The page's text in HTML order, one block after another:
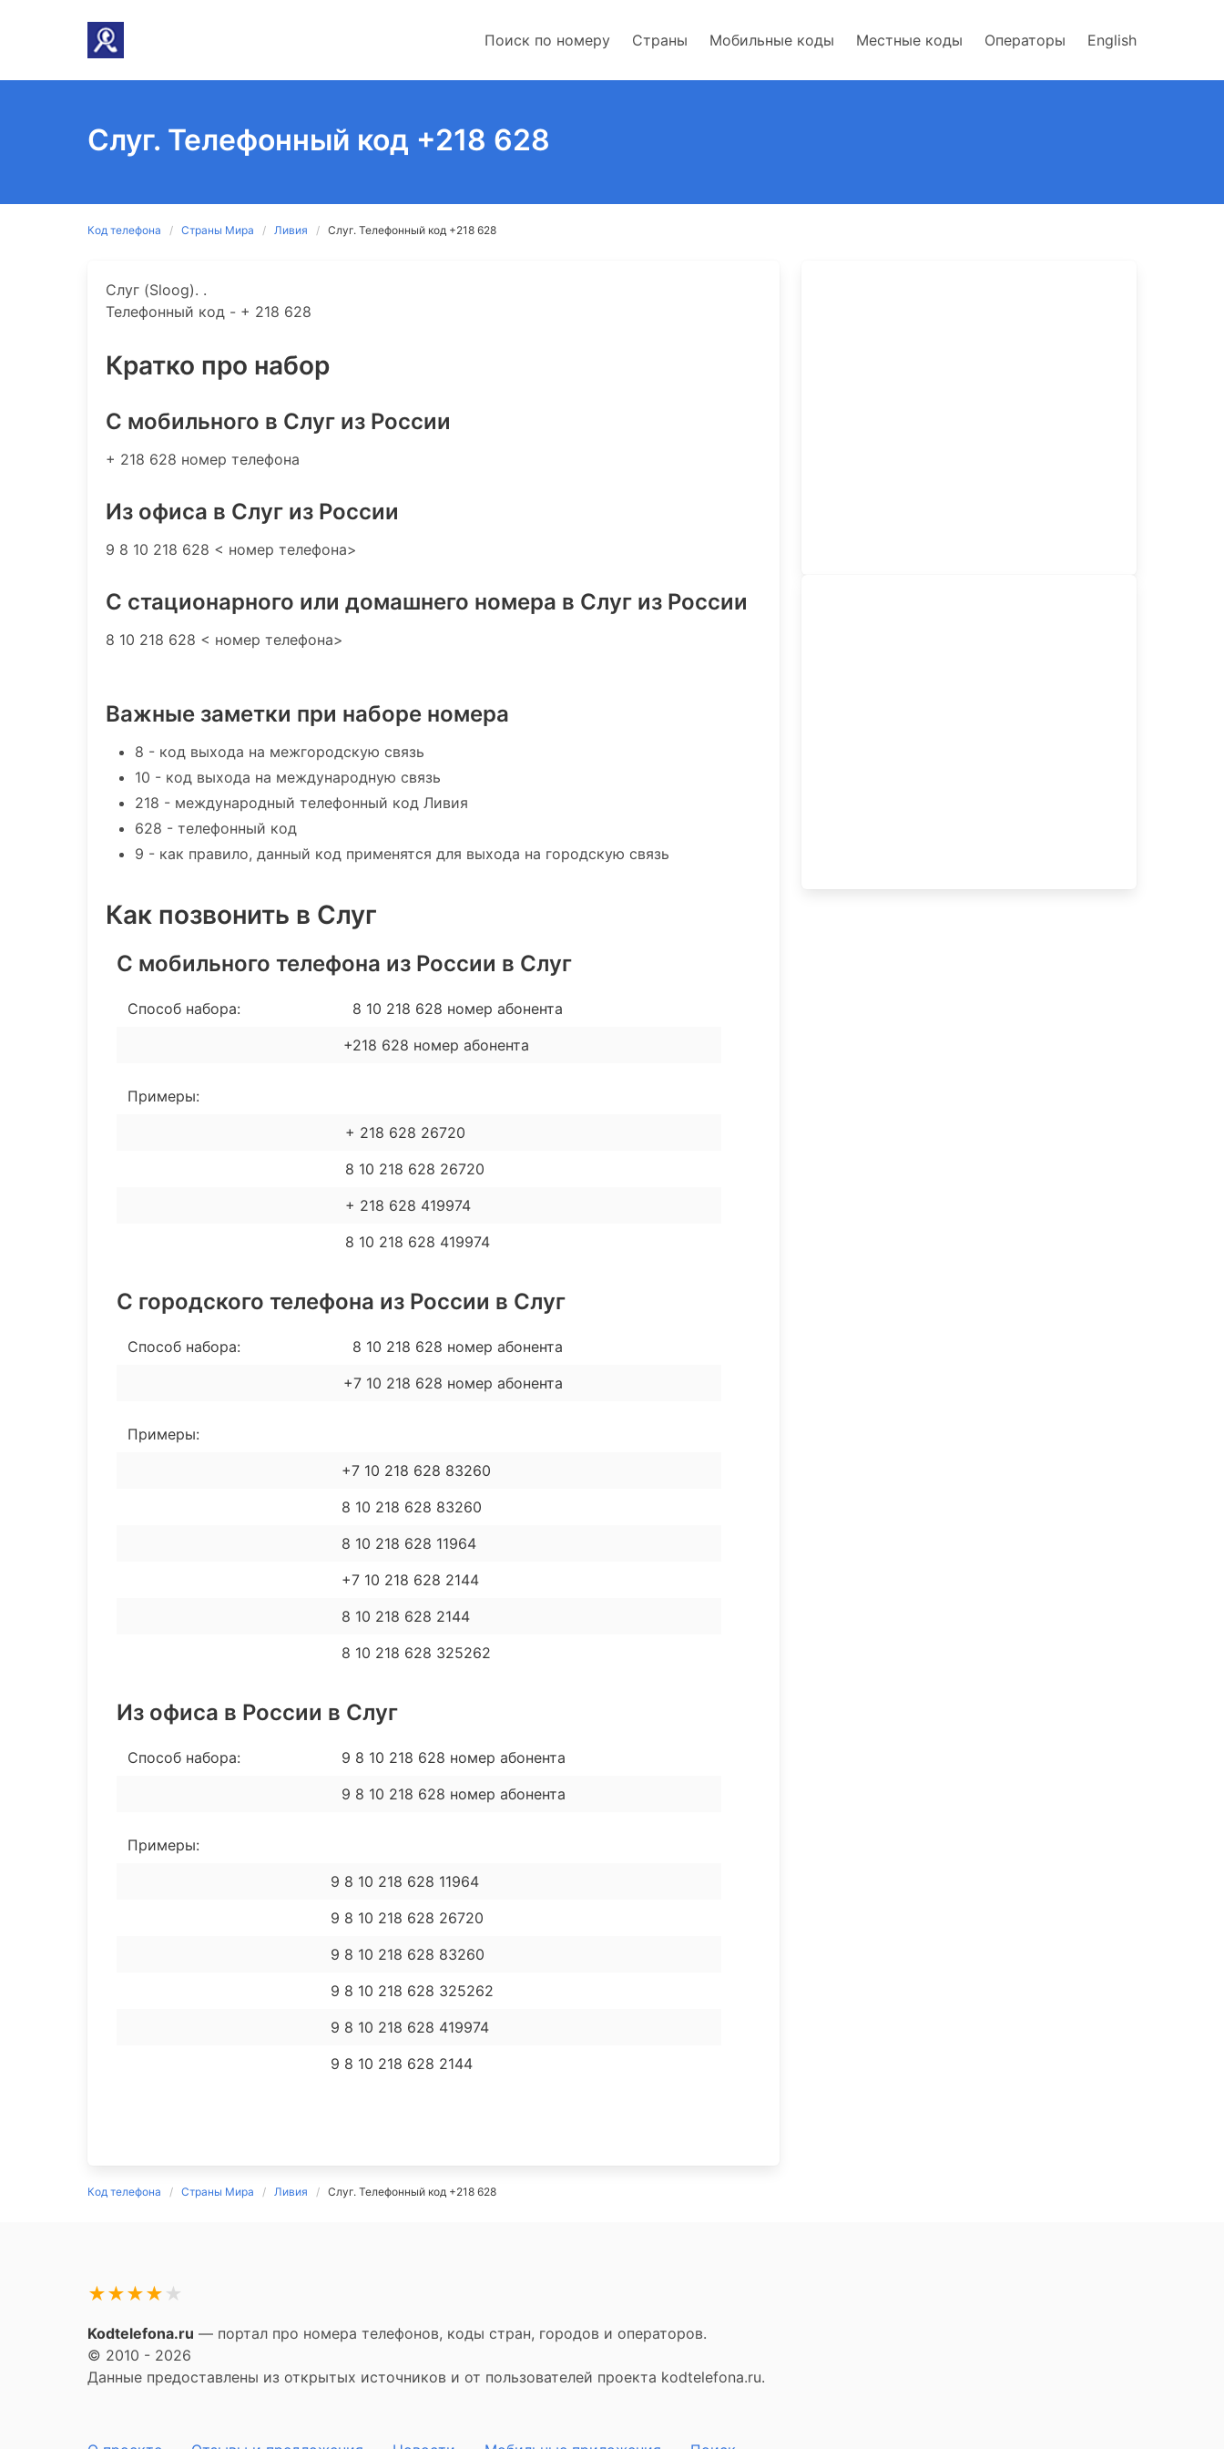
Поиск по номеру Страны Мобильные коды Местные коды Операторы English
Слуг. Телефонный код +218 628
Код телефона Страны Мира Ливия Слуг. Телефонный код +218 628
Слуг (Sloog). .
Телефонный код - + 218 628
Кратко про набор
C мобильного в Слуг из России
+ 218 628 номер телефона
Из офиса в Слуг из России
9 8 10 218 628 < номер телефона>
С стационарного или домашнего номера в Слуг из России
8 10 218 628 < номер телефона>
Важные заметки при наборе номера
8 - код выхода на межгородскую связь
10 - код выхода на международную связь
218 - международный телефонный код Ливия
628 - телефонный код
9 - как правило, данный код применятся для выхода на городскую связь
Как позвонить в Слуг
С мобильного телефона из России в Слуг
Способ набора:
8 10 218 628 номер абонента
+218 628 номер абонента
Примеры:
+ 218 628 26720
8 10 218 628 26720
+ 218 628 419974
8 10 218 628 419974
С городского телефона из России в Слуг
Способ набора:
8 10 218 628 номер абонента
+7 10 218 628 номер абонента
Примеры:
+7 10 218 628 83260
8 10 218 628 83260
8 10 218 628 11964
+7 10 218 628 2144
8 10 218 628 2144
8 10 218 628 325262
Из офиса в России в Слуг
Способ набора:
9 8 10 218 628 номер абонента
9 8 10 218 628 номер абонента
Примеры:
9 8 10 218 628 11964
9 8 10 218 628 26720
9 8 10 218 628 83260
9 8 10 218 628 325262
9 8 10 218 628 419974
9 8 10 218 628 2144
Код телефона Страны Мира Ливия Слуг. Телефонный код +218 628
★
★
★
★
★
Kodtelefona.ru — портал про номера телефонов, коды стран, городов и операторов.
© 2010 - 2026
Данные предоставлены из открытых источников и от пользователей проекта kodtelefona.ru.